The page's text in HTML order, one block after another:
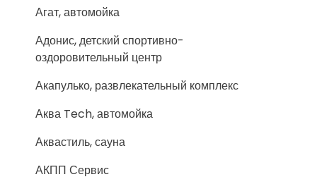
Агат, автомойка
Адонис, детский спортивно-
оздоровительный центр
Акапулько, развлекательный комплекс
Аква Tech, автомойка
Аквастиль, сауна
АКПП Сервис